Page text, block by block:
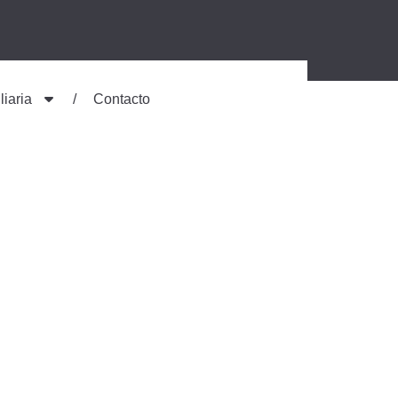
Contacto